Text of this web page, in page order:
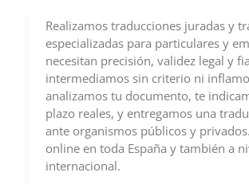
Realizamos traducciones juradas y
especializadas para particulares y
necesitan precisión, validez legal y
intermediamos sin criterio ni
analizamos tu documento, te
plazo reales, y entregamos una
ante organismos públicos y
online en toda España y también a
internacional.